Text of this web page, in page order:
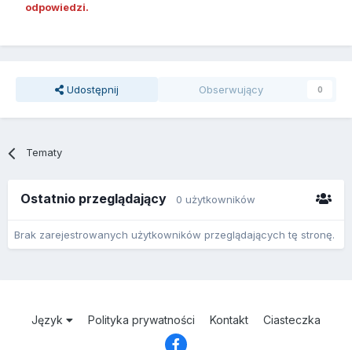
odpowiedzi.
Udostępnij Obserwujący 0
Tematy
Ostatnio przeglądający 0 użytkowników
Brak zarejestrowanych użytkowników przeglądających tę stronę.
Język Polityka prywatności Kontakt Ciasteczka